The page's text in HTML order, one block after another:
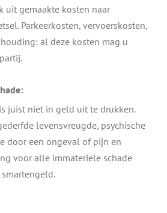
uit gemaakte kosten naar
Parkeerkosten, vervoerskosten,
al deze kosten mag u
juist niet in geld uit te drukken.
levensvreugde, psychische
door een ongeval of pijn en
voor alle immateriële schade